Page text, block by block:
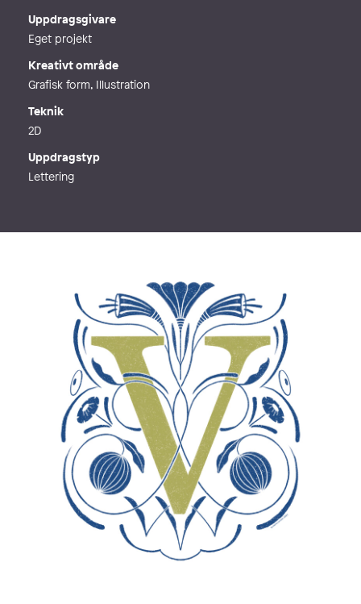
Uppdragsgivare
Eget projekt
Kreativt område
Grafisk form, Illustration
Teknik
2D
Uppdragstyp
Lettering